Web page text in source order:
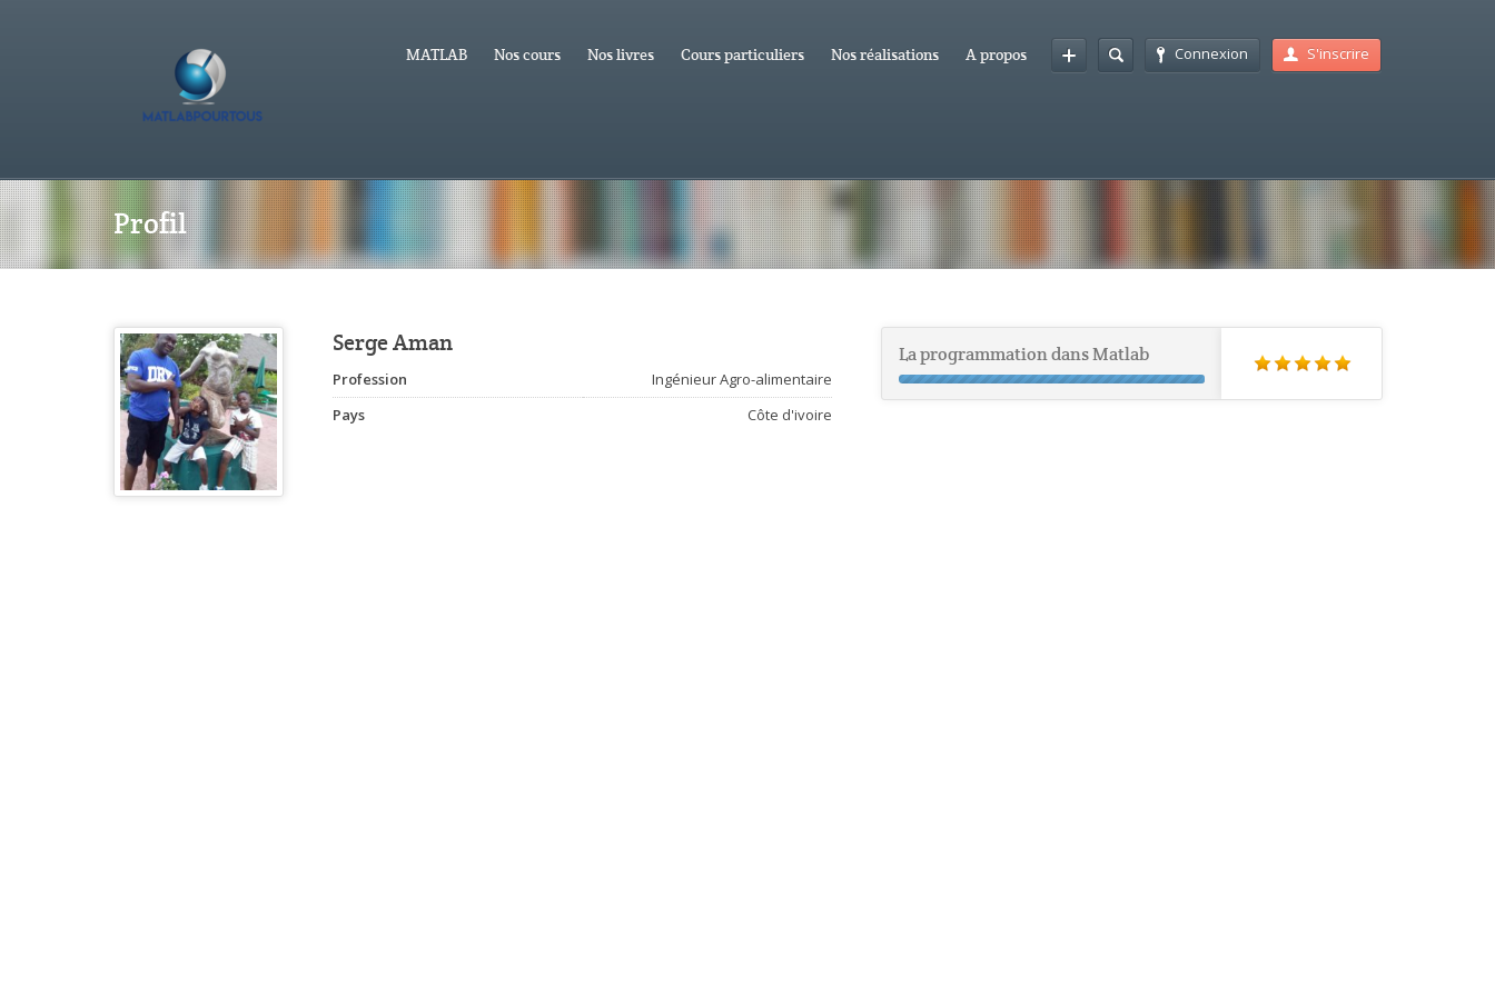
Connexion S'inscrire
MATLAB Nos cours Nos livres Cours particuliers Nos réalisations A propos
Profil
Serge Aman
Profession
Ingénieur Agro-alimentaire
Pays
Côte d'ivoire
La programmation dans Matlab